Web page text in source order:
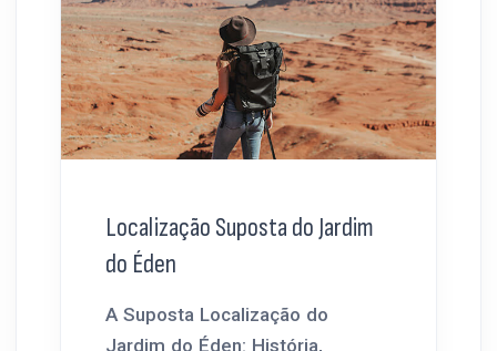
Localização Suposta do Jardim
do Éden
A Suposta Localização do
Jardim do Éden: História,